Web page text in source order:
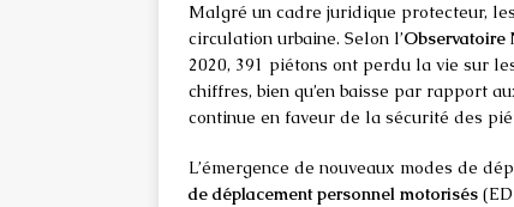
Malgré un cadre juridique protecteur,
circulation urbaine. Selon l’Observatoire
2020, 391 piétons ont perdu la vie sur
chiffres, bien qu’en baisse par rapport
continue en faveur de la sécurité des
L’émergence de nouveaux modes de
de déplacement personnel motorisés